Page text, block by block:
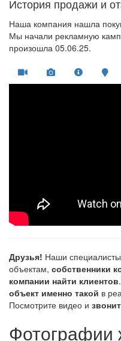
История продажи и
Наша компания нашла
Мы начали рекламную
произошла 05.06.25.
Друзья! Наши
объектам, собственники
компании найти клиентов
объект именно такой в
Посмотрите видео и
Фотографии